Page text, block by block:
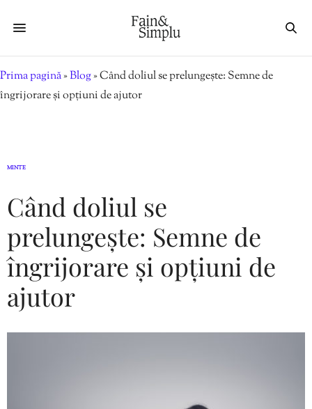
Prima pagină»Blog»Când doliul se prelungește: Semne de
îngrijorare și opțiuni de ajutor
MINTE
Când doliul se
prelungește: Semne de
îngrijorare și opțiuni de
ajutor